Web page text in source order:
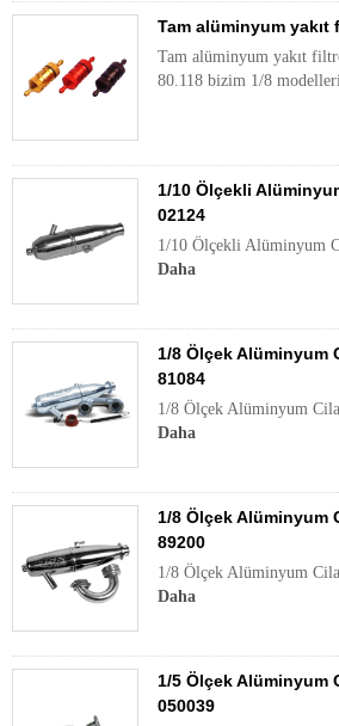
Tam alüminyum yakıt
Tam alüminyum yakıt
80.118 bizim 1/8
1/10 Ölçekli
02124
1/10 Ölçekli Alüminyum
Daha
1/8 Ölçek Alüminyum
81084
1/8 Ölçek Alüminyum
Daha
1/8 Ölçek Alüminyum
89200
1/8 Ölçek Alüminyum
Daha
1/5 Ölçek Alüminyum
050039